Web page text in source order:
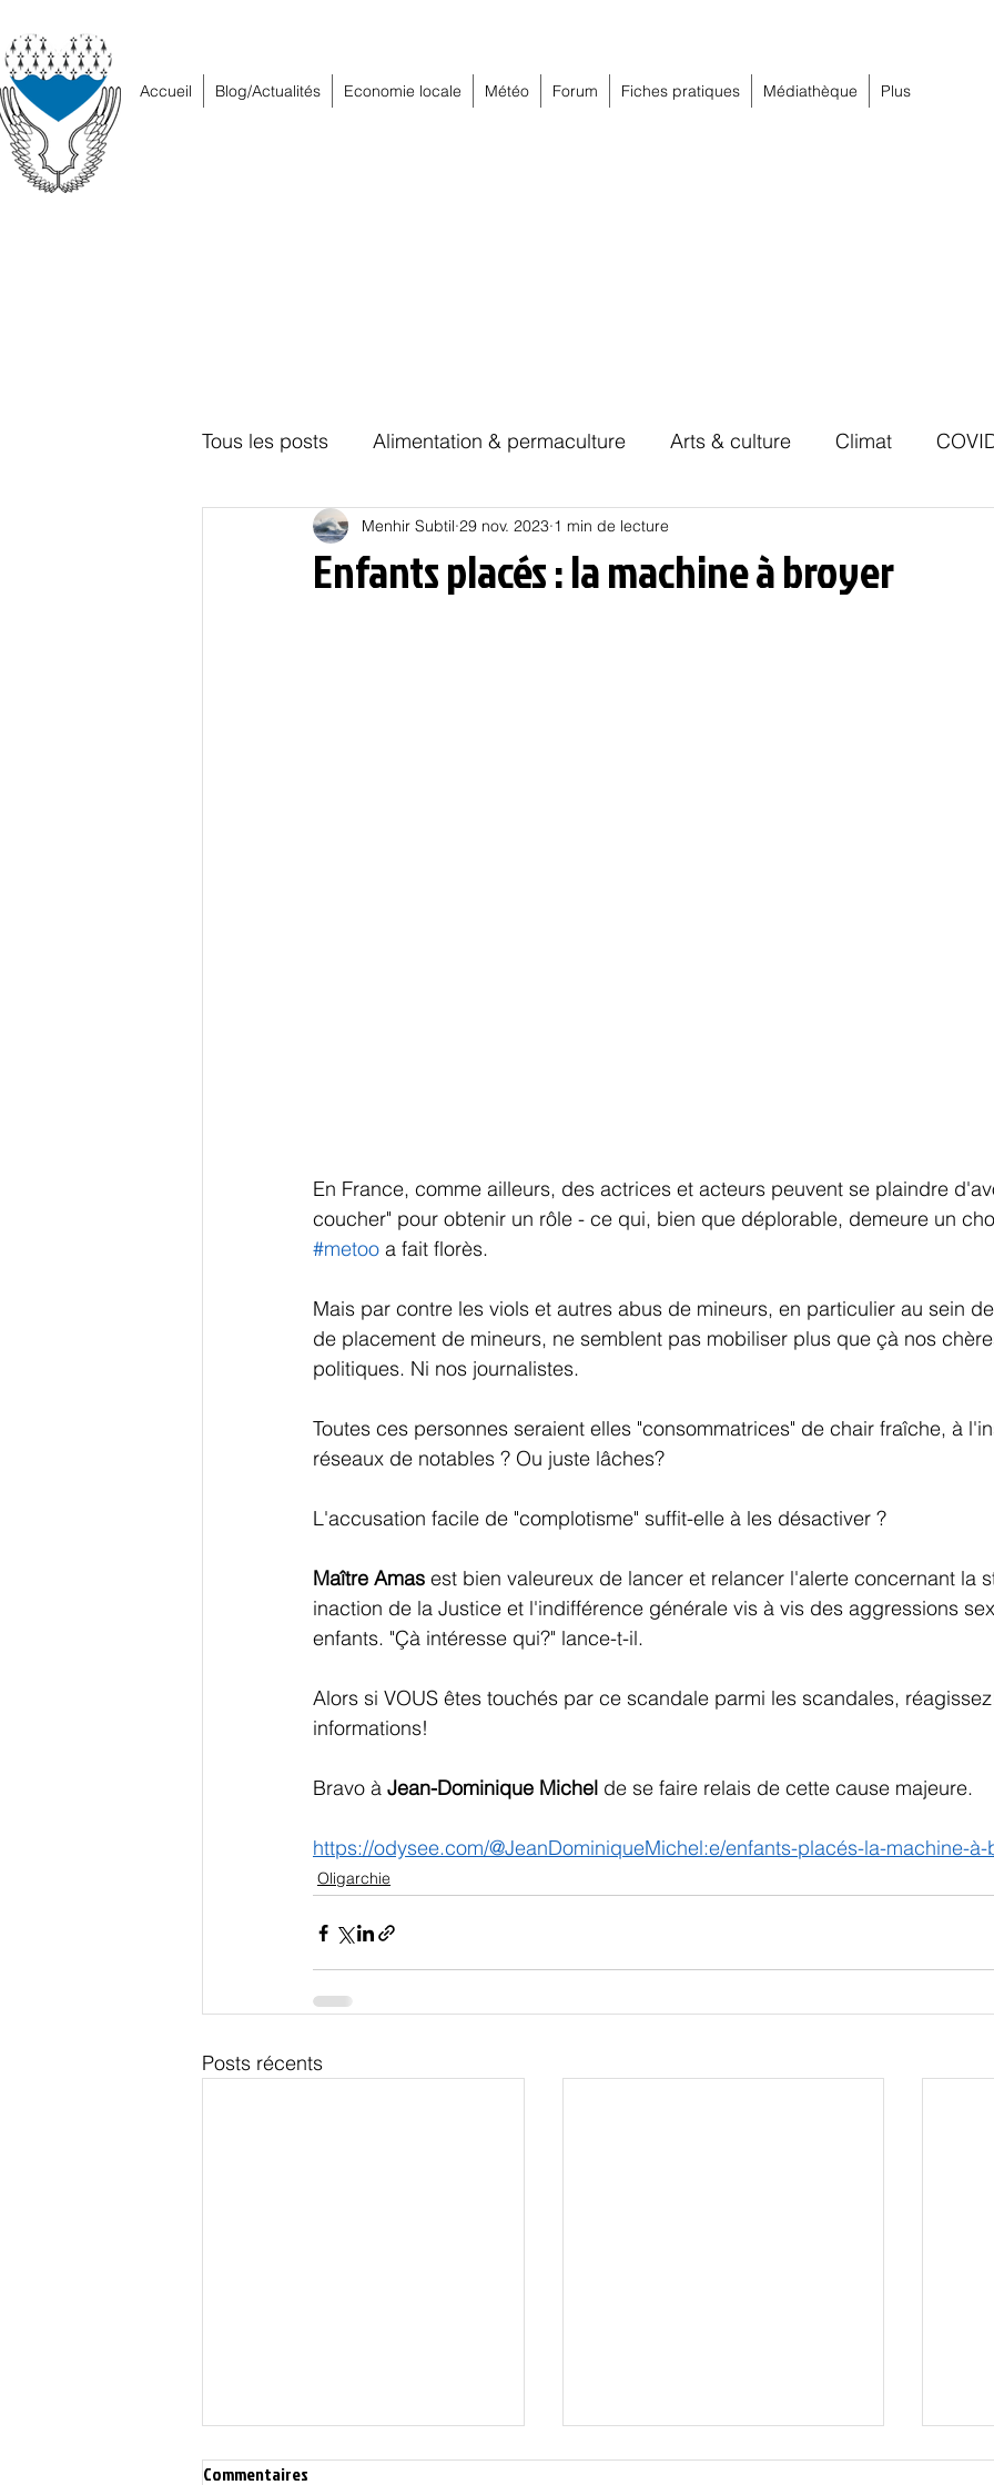
Accueil Blog/Actualités Economie locale Météo Forum Fiches pratiques Médiathèque Plus
Tous les posts Alimentation & permaculture Arts & culture Climat
Education Energies Habitat Hors piste
Enfants placés : la machine à broyer
Menhir Subtil 29 nov. 2023 1 min de lecture
En France, comme ailleurs, des actrices et acteurs peuvent se plaindre
coucher" pour obtenir un rôle - ce qui, bien que déplorable, demeure un
#metoo a fait florès.
Mais par contre les viols et autres abus de mineurs, en particulier au sein
de placement de mineurs, ne semblent pas mobiliser plus que çà nos
politiques. Ni nos journalistes.
Toutes ces personnes seraient elles "consommatrices" de chair fraîche, à
réseaux de notables ? Ou juste lâches?
L'accusation facile de "complotisme" suffit-elle à les désactiver ?
Maître Amas est bien valeureux de lancer et relancer l'alerte concernant la
inaction de la Justice et l'indifférence générale vis à vis des aggressions
enfants. "Çà intéresse qui?" lance-t-il.
Alors si VOUS êtes touchés par ce scandale parmi les scandales,
informations!
Bravo à Jean-Dominique Michel de se faire relais de cette cause majeure.
https://odysee.com/@JeanDominiqueMichel:e/enfants-placés-la-machine-
Oligarchie
Posts récents
Commentaires